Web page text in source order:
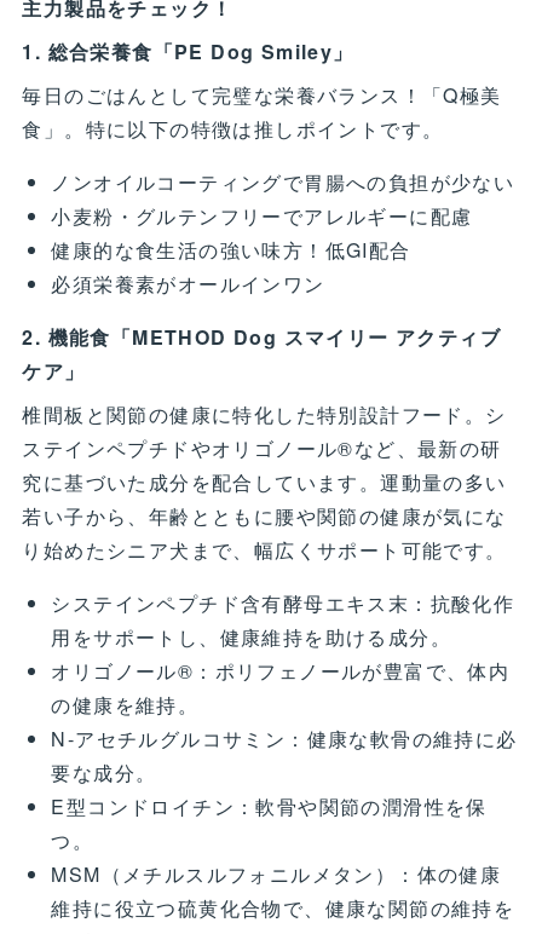
主力製品をチェック！
1. 総合栄養食「PE Dog Smiley」
毎日のごはんとして完璧な栄養バランス！「Q極美
食」。特に以下の特徴は推しポイントです。
ノンオイルコーティングで胃腸への負担が少ない
小麦粉・グルテンフリーでアレルギーに配慮
健康的な食生活の強い味方！低GI配合
必須栄養素がオールインワン
2. 機能食「METHOD Dog スマイリー アクティブ
ケア」
椎間板と関節の健康に特化した特別設計フード。シ
ステインペプチドやオリゴノール®など、最新の研
究に基づいた成分を配合しています。運動量の多い
若い子から、年齢とともに腰や関節の健康が気にな
り始めたシニア犬まで、幅広くサポート可能です。
システインペプチド含有酵母エキス末：抗酸化作
用をサポートし、健康維持を助ける成分。
オリゴノール®：ポリフェノールが豊富で、体内
の健康を維持。
N-アセチルグルコサミン：健康な軟骨の維持に必
要な成分。
E型コンドロイチン：軟骨や関節の潤滑性を保
つ。
MSM（メチルスルフォニルメタン）：体の健康
維持に役立つ硫黄化合物で、健康な関節の維持を